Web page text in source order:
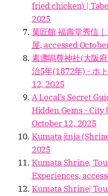
fried chicken) |
2025
菓匠館 福壽堂秀信
屋, accessed
素盞嗚尊神社(大阪
治5年(1872年) - ホ
12, 2025
A Local's Secret
Hidden Gems - City
October 12, 2025
Kumata jinja
2025
Kumata Shrine,
Experiences,
Kumata Shrine|